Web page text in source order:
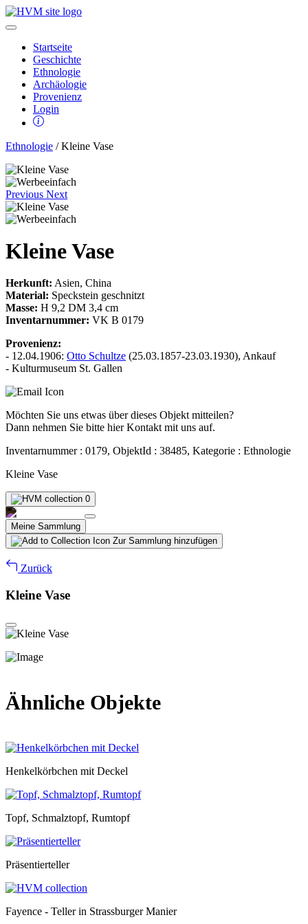
Startseite
Geschichte
Ethnologie
Archäologie
Provenienz
Login
Ethnologie / Kleine Vase
Previous Next
Kleine Vase
Herkunft: Asien, China
Material: Speckstein geschnitzt
Masse: H 9,2 DM 3,4 cm
Inventarnummer: VK B 0179
Provenienz:
- 12.04.1906: Otto Schultze (25.03.1857-23.03.1930), Ankauf
- Kulturmuseum St. Gallen
Möchten Sie uns etwas über dieses Objekt mitteilen?
Dann nehmen Sie bitte hier Kontakt mit uns auf.
Inventarnummer : 0179, ObjektId : 38485, Kategorie : Ethnologie
Kleine Vase
0
Meine Sammlung
Zur Sammlung hinzufügen
Zurück
Kleine Vase
Ähnliche Objekte
Henkelkörbchen mit Deckel
Topf, Schmalztopf, Rumtopf
Präsentierteller
Fayence - Teller in Strassburger Manier